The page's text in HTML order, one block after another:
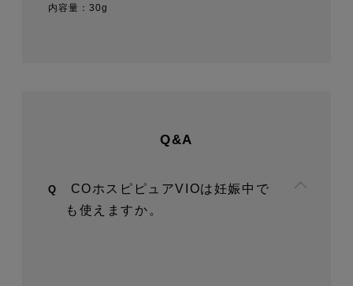
内容量 30g
Q&A
COホスピピュアVIOは妊娠中で
も使えますか。